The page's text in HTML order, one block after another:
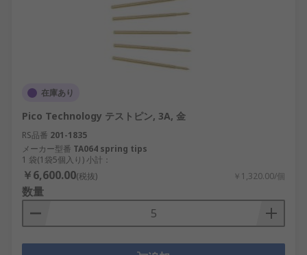
在庫あり
Pico Technology テストピン, 3A, 金
RS品番 201-1835
メーカー型番 TA064 spring tips
1 袋(1袋5個入り) 小計：
￥6,600.00(税抜) ￥1,320.00/個
数量